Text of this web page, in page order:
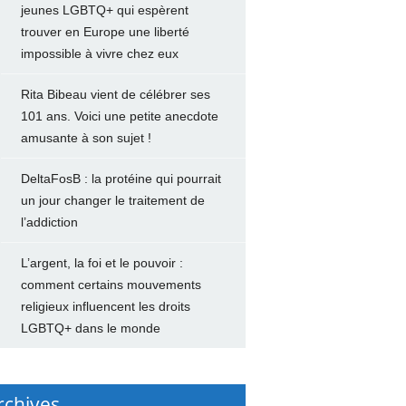
jeunes LGBTQ+ qui espèrent
trouver en Europe une liberté
impossible à vivre chez eux
Rita Bibeau vient de célébrer ses
101 ans. Voici une petite anecdote
amusante à son sujet !
DeltaFosB : la protéine qui pourrait
un jour changer le traitement de
l’addiction
L’argent, la foi et le pouvoir :
comment certains mouvements
religieux influencent les droits
LGBTQ+ dans le monde